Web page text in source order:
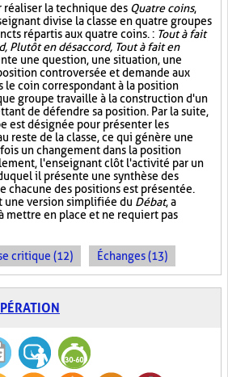
réaliser la technique des Quatre coins,
divise la classe en quatre groupes
répartis aux quatre coins. : Tout à fait
Plutôt en désaccord, Tout à fait en
une question, une situation, une
controversée et demande aux
le coin correspondant à la position
groupe travaille à la construction d'un
de défendre sa position. Par la suite,
est désignée pour présenter les
reste de la classe, ce qui génère une
un changement dans la position
l'enseignant clôt l'activité par un
il présente une synthèse des
chacune des positions est présentée.
une version simplifiée du Débat, a
mettre en place et ne requiert pas
critique (12) Échanges (13)